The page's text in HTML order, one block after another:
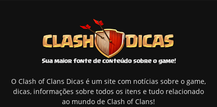
O Clash of Clans Dicas é um site com notícias sobre o game,
dicas, informações sobre todos os itens e tudo relacionado
ao mundo de Clash of Clans!